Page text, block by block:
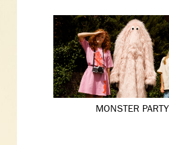
MONSTER PARTY